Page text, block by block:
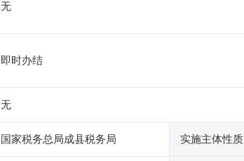
无
即时办结
无
国家税务总局成县税务局 实施主体性质